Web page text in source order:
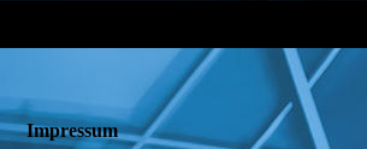
Impressum